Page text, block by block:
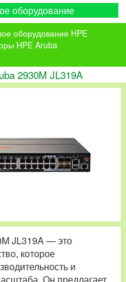
оборудование
оборудование HPE
HPE Aruba
2930M JL319A
JL319A — это
которое
и
Он предлагает